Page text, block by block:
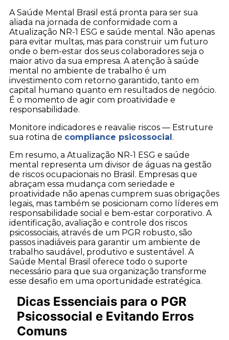
A Saúde Mental Brasil está pronta para ser sua
aliada na jornada de conformidade com a
Atualização NR-1 ESG e saúde mental. Não apenas
para evitar multas, mas para construir um futuro
onde o bem-estar dos seus colaboradores seja o
maior ativo da sua empresa. A atenção à saúde
mental no ambiente de trabalho é um
investimento com retorno garantido, tanto em
capital humano quanto em resultados de negócio.
É o momento de agir com proatividade e
responsabilidade.
Monitore indicadores e reavalie riscos — Estruture
sua rotina de compliance psicossocial.
Em resumo, a Atualização NR-1 ESG e saúde
mental representa um divisor de águas na gestão
de riscos ocupacionais no Brasil. Empresas que
abraçam essa mudança com seriedade e
proatividade não apenas cumprem suas obrigações
legais, mas também se posicionam como líderes em
responsabilidade social e bem-estar corporativo. A
identificação, avaliação e controle dos riscos
psicossociais, através de um PGR robusto, são
passos inadiáveis para garantir um ambiente de
trabalho saudável, produtivo e sustentável. A
Saúde Mental Brasil oferece todo o suporte
necessário para que sua organização transforme
esse desafio em uma oportunidade estratégica.
Dicas Essenciais para o PGR
Psicossocial e Evitando Erros
Comuns